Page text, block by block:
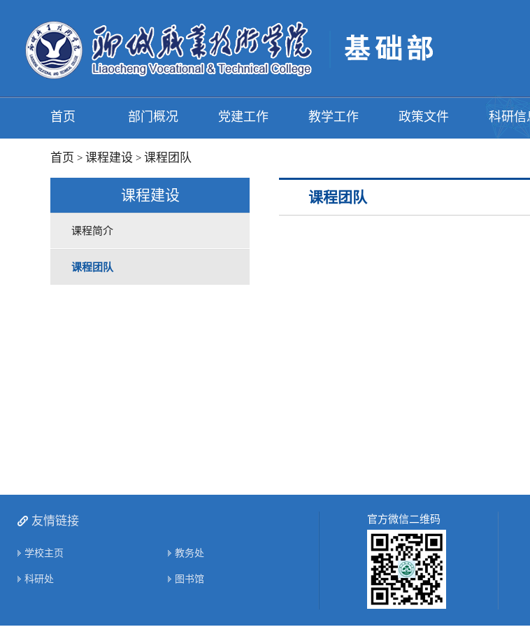
首页 部门概况 党建工作 教学工作 政策文件 科研信
首页 > 课程建设 > 课程团队
课程建设
课程简介
课程团队
课程团队
友情链接
学校主页 教务处
科研处 图书馆
官方微信二维码